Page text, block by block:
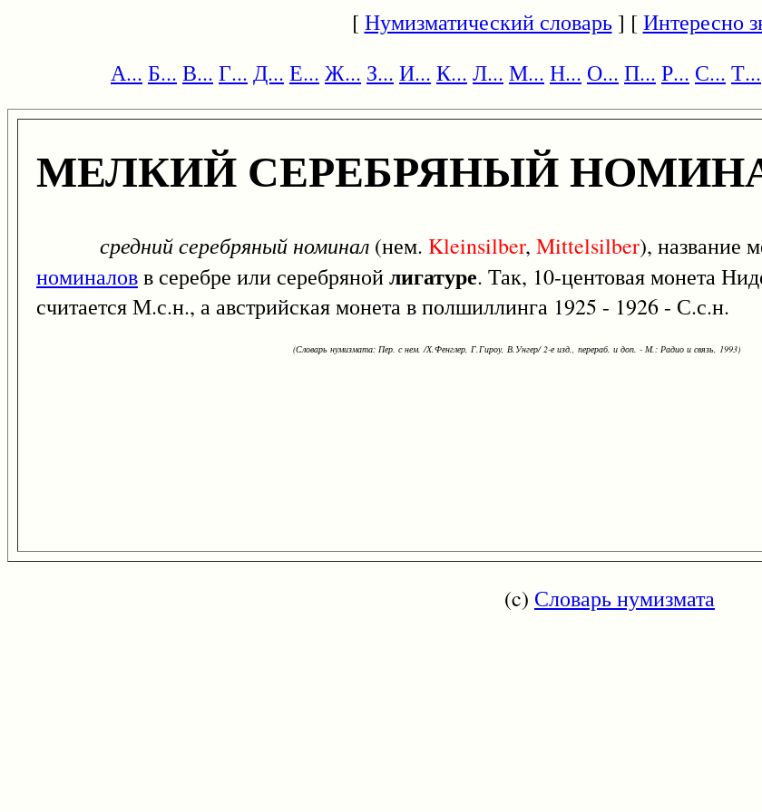
[Нумизматический словарь] [Интересно
А... Б... В... Г... Д... Е... Ж... З... И... К... Л... М... Н... О... П... Р... С... Т...
МЕЛКИЙ СЕРЕБРЯНЫЙ
средний серебряный номинал (нем. Kleinsilber, Mittelsilber), название
номиналовв серебре или серебрянойлигатуре. Так, 10-центовая монета
считается М.с.н., а австрийская монета в полшиллинга 1925 - 1926 - С.с.н.
(Словарь нумизмата: Пер. с нем. /Х.Фенглер, Г.Гироу, В.Унгер/ 2-е изд., перераб. и доп. - М.: Радио и связь, 1993)
(c) Словарь нумизмата